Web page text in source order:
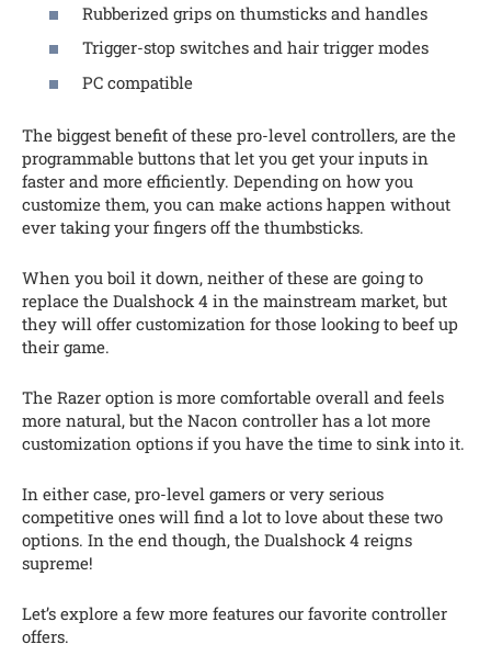
Rubberized grips on thumsticks and handles
Trigger-stop switches and hair trigger modes
PC compatible
The biggest benefit of these pro-level controllers, are the
programmable buttons that let you get your inputs in
faster and more efficiently. Depending on how you
customize them, you can make actions happen without
ever taking your fingers off the thumbsticks.
When you boil it down, neither of these are going to
replace the Dualshock 4 in the mainstream market, but
they will offer customization for those looking to beef up
their game.
The Razer option is more comfortable overall and feels
more natural, but the Nacon controller has a lot more
customization options if you have the time to sink into it.
In either case, pro-level gamers or very serious
competitive ones will find a lot to love about these two
options. In the end though, the Dualshock 4 reigns
supreme!
Let’s explore a few more features our favorite controller
offers.